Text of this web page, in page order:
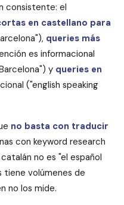
consistente: el
en castellano para
queries más
es informacional
y queries en
("english speaking
no basta con traducir
con keyword research
no es "el español
tiene volúmenes de
no los mide.